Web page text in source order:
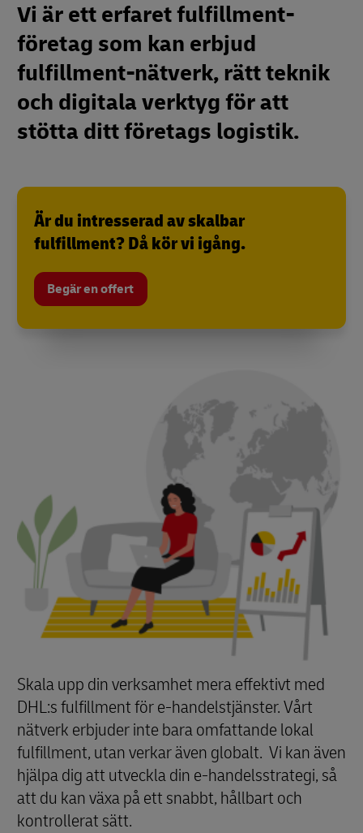
Vi är ett erfaret fulfillment-
företag som kan erbjud
fulfillment-nätverk, rätt teknik
och digitala verktyg för att
stötta ditt företags logistik.
Är du intresserad av skalbar
fulfillment? Då kör vi igång.
Begär en offert
Skala upp din verksamhet mera effektivt med
DHL:s fulfillment för e-handelstjänster. Vårt
nätverk erbjuder inte bara omfattande lokal
fulfillment, utan verkar även globalt. Vi kan även
hjälpa dig att utveckla din e-handelsstrategi, så
att du kan växa på ett snabbt, hållbart och
kontrollerat sätt.